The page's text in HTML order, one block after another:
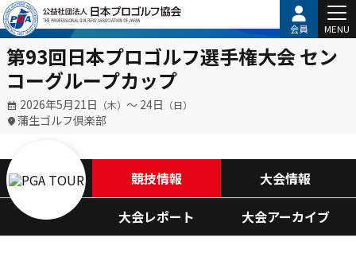
会員 MENU
第93回日本プロゴルフ選手権大会 セン
コーグループカップ
2026年5月21日 （木） 〜 24日 （日）
蒲生ゴルフ倶楽部
競技情報
大会情報
大会レポート
大会アーカイブ